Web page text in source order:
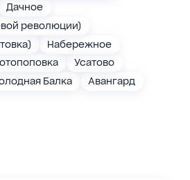
Дачное
революции)
Набережное
Усатово
Балка
Авангард